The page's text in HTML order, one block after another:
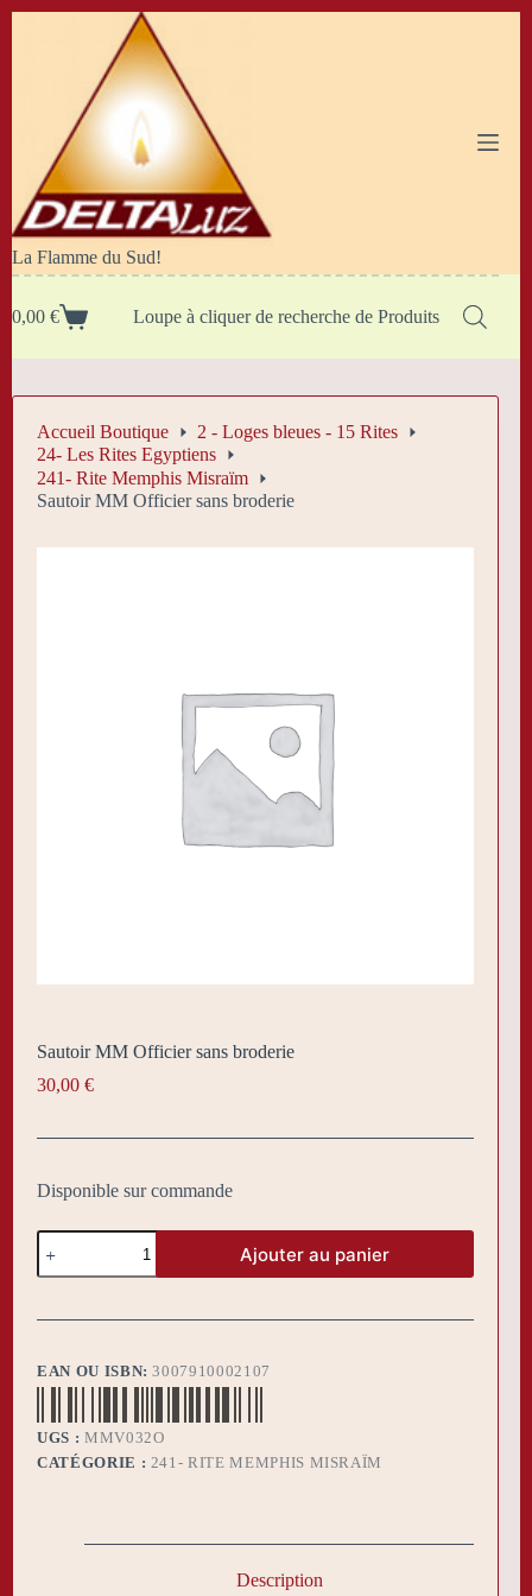
La Flamme du Sud!
Panier
0,00 € Loupe à cliquer de recherche de Produits
Accueil Boutique
2 - Loges bleues - 15 Rites
24- Les Rites Egyptiens
241- Rite Memphis Misraïm
Sautoir MM Officier sans broderie
Sautoir MM Officier sans broderie
30,00 €
Disponible sur commande
quantité
de
Sautoir
Officier
Ajouter au panier
EAN OU ISBN:3007910002107
UGS : MMV032O
CATÉGORIE : 241- RITE MEMPHIS MISRAÏM
Description